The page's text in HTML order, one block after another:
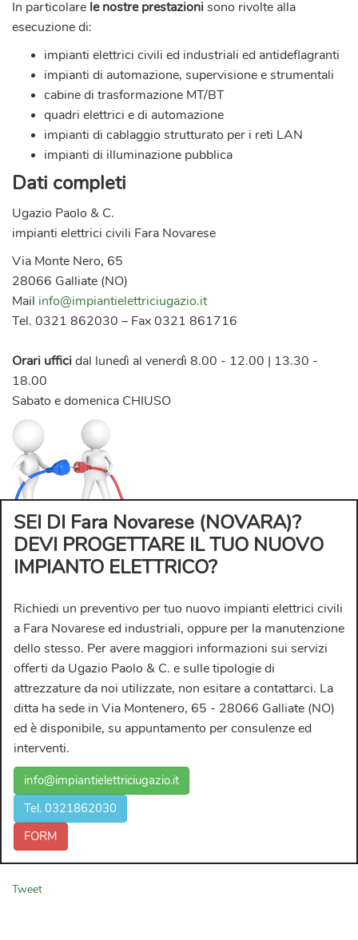
In particolare le nostre prestazionisono rivolte alla
esecuzione di:
impianti elettrici civili ed industriali ed antideflagranti
impianti di automazione, supervisione e strumentali
cabine di trasformazione MT/BT
quadri elettrici e di automazione
impianti di cablaggio strutturato per i reti LAN
impianti di illuminazione pubblica
Dati completi
Ugazio Paolo & C.
impianti elettrici civili Fara Novarese
Via Monte Nero, 65
28066 Galliate (NO)
Mail info@impiantielettriciugazio.it
Tel. 0321 862030 – Fax 0321 861716
Orari ufficidal lunedì al venerdì 8.00 - 12.00 | 13.30 -
18.00
Sabato e domenica CHIUSO
SEI DI Fara Novarese (NOVARA)?
DEVI PROGETTARE IL TUO NUOVO
IMPIANTO ELETTRICO?
Richiedi un preventivo per tuo nuovo impianti elettrici civili
a Fara Novarese ed industriali, oppure per la manutenzione
dello stesso. Per avere maggiori informazioni sui servizi
offerti da Ugazio Paolo & C. e sulle tipologie di
attrezzature da noi utilizzate, non esitare a contattarci. La
ditta ha sede in Via Montenero, 65 - 28066 Galliate (NO)
ed è disponibile, su appuntamento per consulenze ed
interventi.
info@impiantielettriciugazio.it
Tel. 0321862030
FORM
Tweet